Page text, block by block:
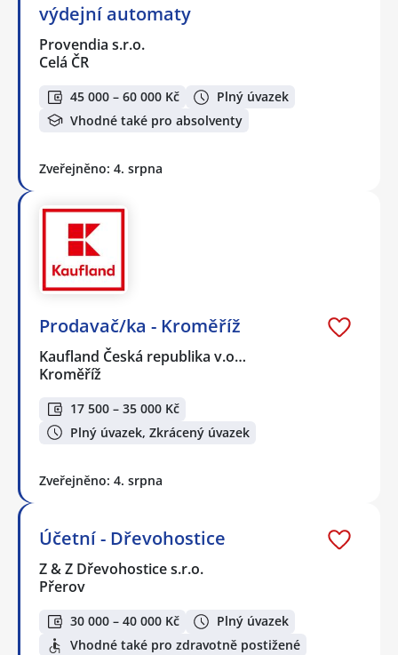
výdejní automaty
Provendia s.r.o.
Celá ČR
45 000 – 60 000 Kč
Plný úvazek
Vhodné také pro absolventy
Zveřejněno: 4. srpna
Prodavač/ka - Kroměříž
Kaufland Česká republika v.o…
Kroměříž
17 500 – 35 000 Kč
Plný úvazek, Zkrácený úvazek
Zveřejněno: 4. srpna
Účetní - Dřevohostice
Z & Z Dřevohostice s.r.o.
Přerov
30 000 – 40 000 Kč
Plný úvazek
Vhodné také pro zdravotně postižené